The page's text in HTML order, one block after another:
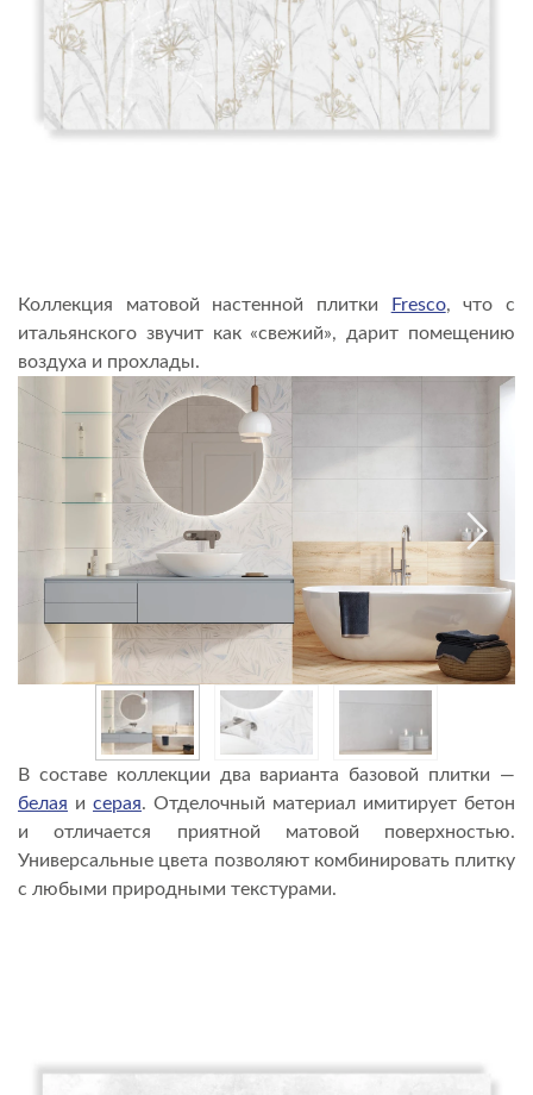
Коллекция матовой настенной плитки Fresco, что с
итальянского звучит как «свежий», дарит помещению
воздуха и прохлады.
В составе коллекции два варианта базовой плитки —
белая и серая. Отделочный материал имитирует бетон
и отличается приятной матовой поверхностью.
Универсальные цвета позволяют комбинировать плитку
с любыми природными текстурами.